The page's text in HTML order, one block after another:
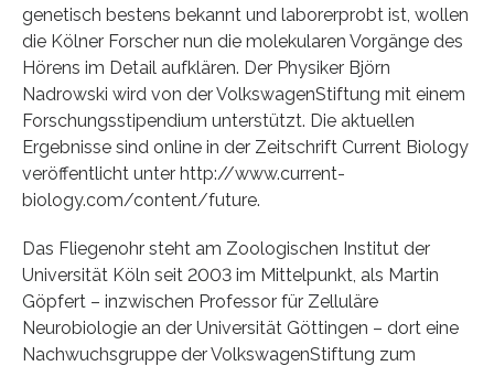
genetisch bestens bekannt und laborerprobt ist, wollen
die Kölner Forscher nun die molekularen Vorgänge des
Hörens im Detail aufklären. Der Physiker Björn
Nadrowski wird von der VolkswagenStiftung mit einem
Forschungsstipendium unterstützt. Die aktuellen
Ergebnisse sind online in der Zeitschrift Current Biology
veröffentlicht unter http://www.current-
biology.com/content/future.
Das Fliegenohr steht am Zoologischen Institut der
Universität Köln seit 2003 im Mittelpunkt, als Martin
Göpfert – inzwischen Professor für Zelluläre
Neurobiologie an der Universität Göttingen – dort eine
Nachwuchsgruppe der VolkswagenStiftung zum